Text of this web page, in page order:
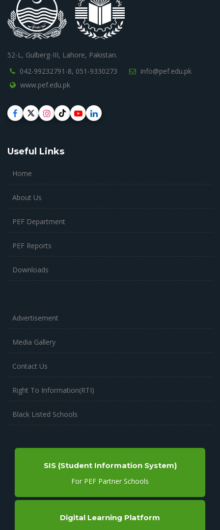
52-L, Gulberg-III, Lahore, Pakistan.
042-99232791-8, 051-9330273
info@pef.edu.pk
www.pef.edu.pk
Useful Links
Home
About Us
PEF Department
PEF Reports
Downloads
Advertisement
Media Gallery
Contact Us
Right To Information(RTI)
Black Listed Schools
SIS (Student Information System)
For PEF Partner Schools
Digital Learning Platform